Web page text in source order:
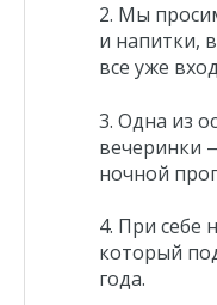
Мы
и напитки,
все уже
Одна из
вечеринки
ночной
При себе
который
года.